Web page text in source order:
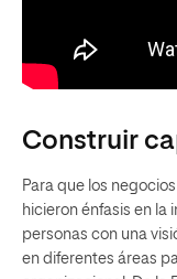
Construir
Para que los
hicieron énfasis en
personas con una
en diferentes áreas